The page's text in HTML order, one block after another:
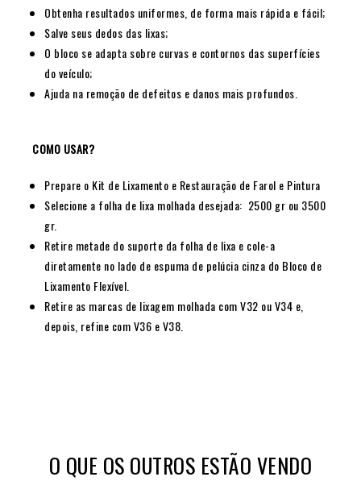
Obtenha resultados uniformes, de forma mais rápida e fácil;
Salve seus dedos das lixas;
O bloco se adapta sobre curvas e contornos das superfícies
do veículo;
Ajuda na remoção de defeitos e danos mais profundos.
COMO USAR?
Prepare o Kit de Lixamento e Restauração de Farol e Pintura
Selecione a folha de lixa molhada desejada: 2500 gr ou 3500
gr.
Retire metade do suporte da folha de lixa e cole-a
diretamente no lado de espuma de pelúcia cinza do Bloco de
Lixamento Flexível.
Retire as marcas de lixagem molhada com V32 ou V34 e,
depois, refine com V36 e V38.
O QUE OS OUTROS ESTÃO VENDO